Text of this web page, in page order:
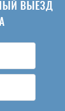
ВЫЕЗД